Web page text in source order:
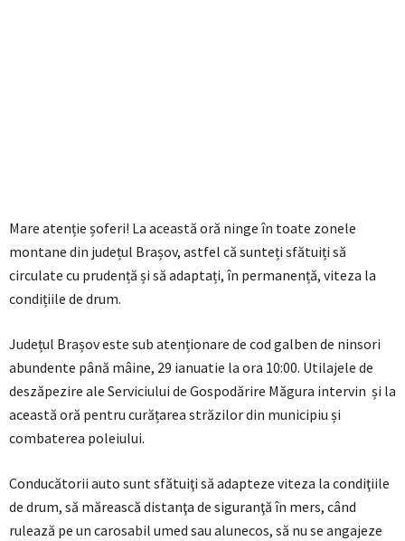
Mare atenție șoferi! La această oră ninge în toate zonele
montane din județul Brașov, astfel că sunteți sfătuiți să
circulate cu prudență și să adaptați, în permanență, viteza la
condițiile de drum.
Județul Brașov este sub atenționare de cod galben de ninsori
abundente până mâine, 29 ianuatie la ora 10:00. Utilajele de
deszăpezire ale Serviciului de Gospodărire Măgura intervin și la
această oră pentru curățarea străzilor din municipiu și
combaterea poleiului.
Conducătorii auto sunt sfătuiţi să adapteze viteza la condiţiile
de drum, să mărească distanţa de siguranţă în mers, când
rulează pe un carosabil umed sau alunecos, să nu se angajeze